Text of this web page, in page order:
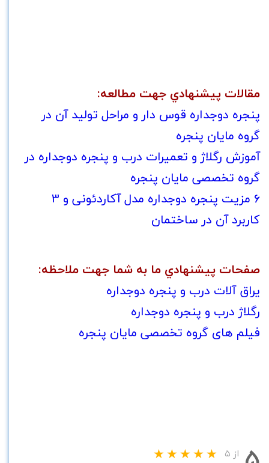
مقالات پيشنهادي جهت مطالعه:
پنجره دوجداره قوس دار و مراحل توليد آن در
گروه مايان پنجره
آموزش رگلاژ و تعمیرات درب و پنجره دوجداره در
گروه تخصصی مایان پنجره
6 مزیت پنجره دوجداره مدل آکاردئونی و 3
كاربرد آن در ساختمان
صفحات پيشنهادي ما به شما جهت ملاحظه:
یراق آلات درب و پنجره دوجداره
رگلاژ درب و پنجره دوجداره
فیلم های گروه تخصصی مایان پنجره
از ۵